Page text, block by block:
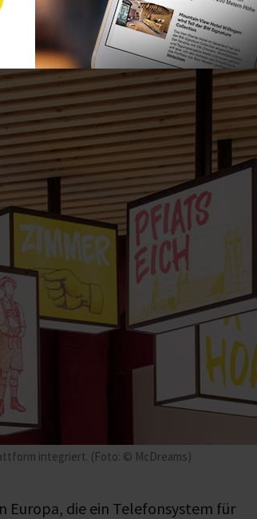
integriert. (Foto: © McDreams)
Europa, die ein Telefonsystem für